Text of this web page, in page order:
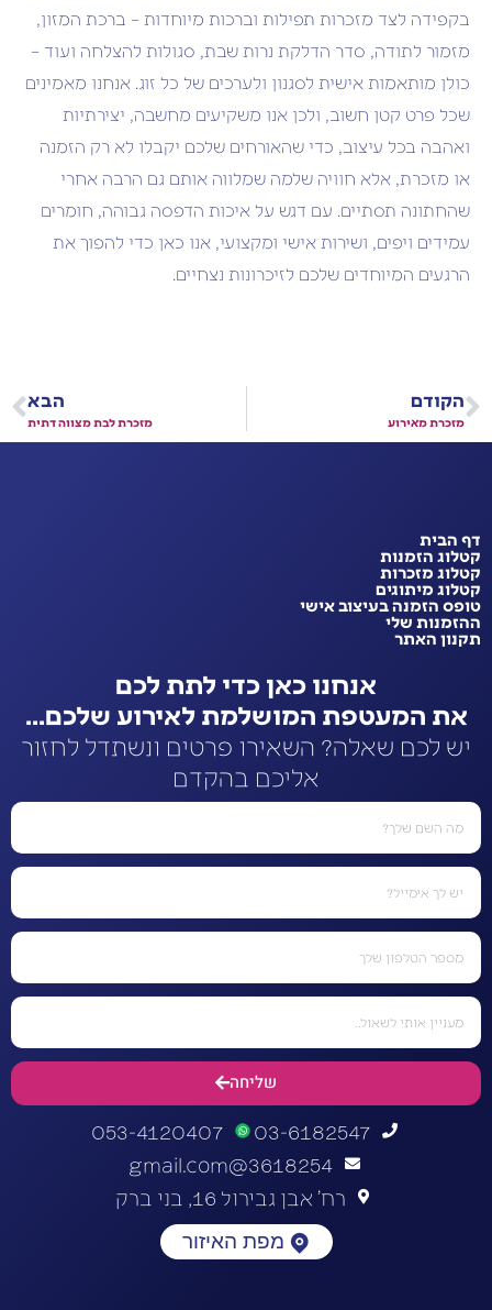
בקפידה לצד מזכרות תפילות וברכות מיוחדות – ברכת המזון,
מזמור לתודה, סדר הדלקת נרות שבת, סגולות להצלחה ועוד –
כולן מותאמות אישית לסגנון ולערכים של כל זוג. אנחנו מאמינים
שכל פרט קטן חשוב, ולכן אנו משקיעים מחשבה, יצירתיות
ואהבה בכל עיצוב, כדי שהאורחים שלכם יקבלו לא רק הזמנה
או מזכרת, אלא חוויה שלמה שמלווה אותם גם הרבה אחרי
שהחתונה תסתיים. עם דגש על איכות הדפסה גבוהה, חומרים
עמידים ויפים, ושירות אישי ומקצועי, אנו כאן כדי להפוך את
הרגעים המיוחדים שלכם לזיכרונות נצחיים.
הקודם
מזכרת מאירוע
הבא
מזכרת לבת מצווה דתית
דף הבית
קטלוג הזמנות
קטלוג מזכרות
קטלוג מיתוגים
טופס הזמנה בעיצוב אישי
ההזמנות שלי
תקנון האתר
אנחנו כאן כדי לתת לכם
את המעטפת המושלמת לאירוע שלכם...
יש לכם שאלה? השאירו פרטים ונשתדל לחזור
אליכם בהקדם
שליחה
03-6182547
053-4120407
3618254@gmail.com
רח' אבן גבירול 16, בני ברק
מפת האיזור